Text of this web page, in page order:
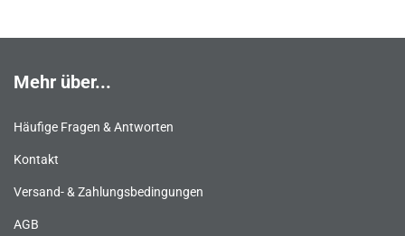
Mehr über...
Häufige Fragen & Antworten
Kontakt
Versand- & Zahlungsbedingungen
AGB